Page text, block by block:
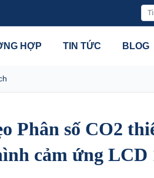
HỢP TIN TỨC BLOG
Phân số CO2
cảm ứng LCD
Phân số CO2
cảm ứng LCD